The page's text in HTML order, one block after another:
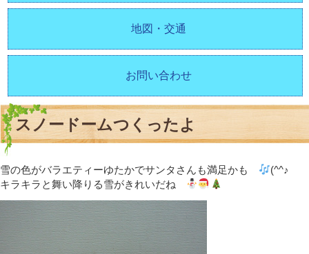
地図・交通
お問い合わせ
スノードームつくったよ
雪の色がバラエティーゆたかでサンタさんも満足かも
(^^♪
キラキラと舞い降りる雪がきれいだね